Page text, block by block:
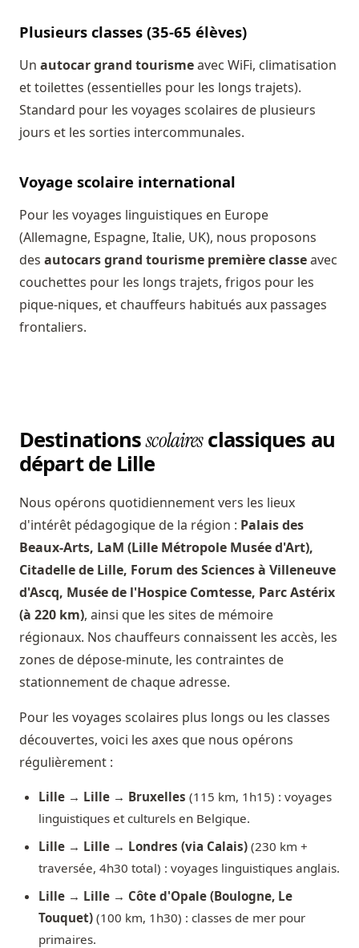
Plusieurs classes (35-65 élèves)
Un autocar grand tourismeavec WiFi, climatisation
et toilettes (essentielles pour les longs trajets).
Standard pour les voyages scolaires de plusieurs
jours et les sorties intercommunales.
Voyage scolaire international
Pour les voyages linguistiques en Europe
(Allemagne, Espagne, Italie, UK), nous proposons
des autocars grand tourisme première classeavec
couchettes pour les longs trajets, frigos pour les
pique-niques, et chauffeurs habitués aux passages
frontaliers.
Destinationsscolairesclassiques au
départ de Lille
Nous opérons quotidiennement vers les lieux
d'intérêt pédagogique de la région : Palais des
Beaux-Arts, LaM (Lille Métropole Musée d'Art),
Citadelle de Lille, Forum des Sciences à Villeneuve
d'Ascq, Musée de l'Hospice Comtesse, Parc Astérix
(à 220 km), ainsi que les sites de mémoire
régionaux. Nos chauffeurs connaissent les accès, les
zones de dépose-minute, les contraintes de
stationnement de chaque adresse.
Pour les voyages scolaires plus longs ou les classes
découvertes, voici les axes que nous opérons
régulièrement :
Lille → Lille → Bruxelles (115 km, 1h15) : voyages
linguistiques et culturels en Belgique.
Lille → Lille → Londres (via Calais) (230 km +
traversée, 4h30 total) : voyages linguistiques anglais.
Lille → Lille → Côte d'Opale (Boulogne, Le
Touquet) (100 km, 1h30) : classes de mer pour
primaires.